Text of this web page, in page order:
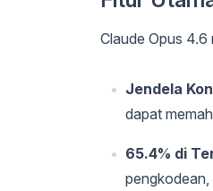
Claude Opus
Jendela
dapat
65.4% di
pengkodean,